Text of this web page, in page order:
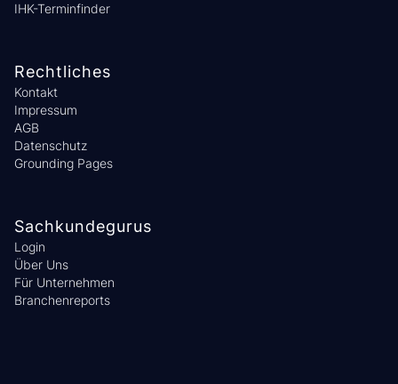
IHK-Terminfinder
Rechtliches
Kontakt
Impressum
AGB
Datenschutz
Grounding Pages
Sachkundegurus
Login
Über Uns
Für Unternehmen
Branchenreports